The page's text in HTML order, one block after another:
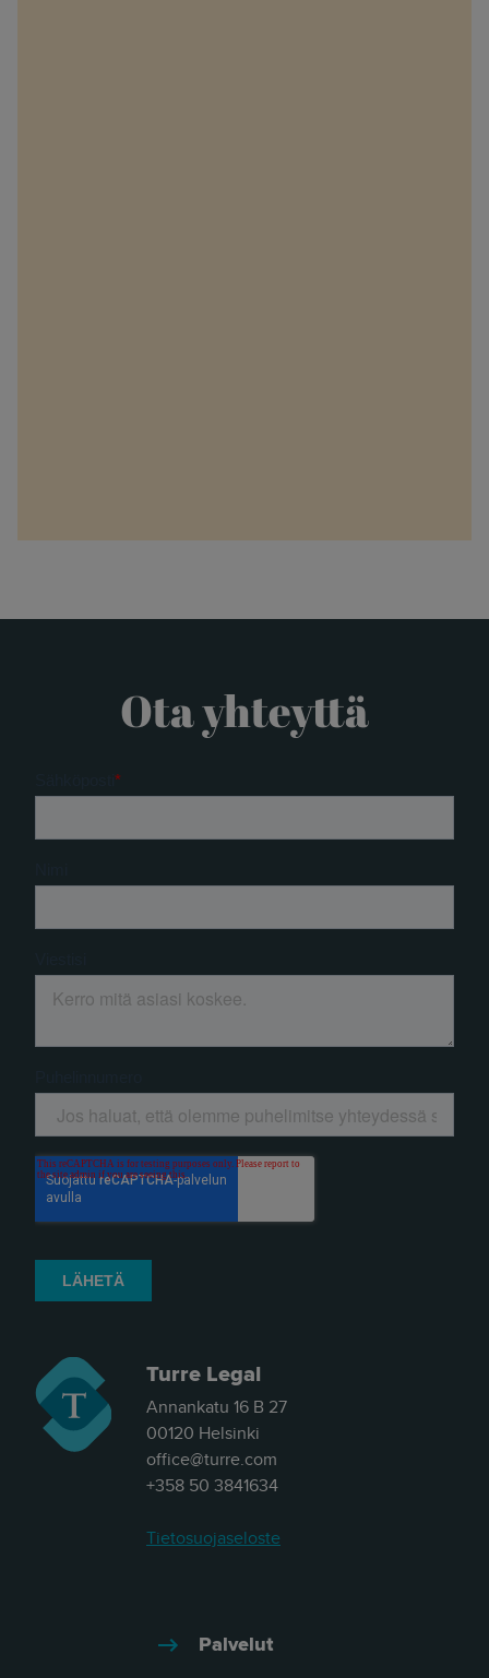
Turre Legal
Annankatu 16 B 27
00120 Helsinki
office@turre.com
+358 50 3841634
Tietosuojaseloste
Palvelut
Ota yhteyttä